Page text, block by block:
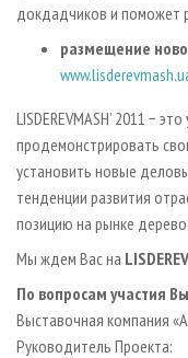
докдадчиков и поможет
размещение
LISDEREVMASH’ 2011 −
продемонстрировать
установить новые
тенденции развития
позицию на рынке
Мы ждем Вас на
По вопросам участия
Выставочная компания
Руководитель Проекта: